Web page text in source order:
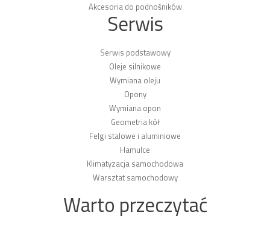
Akcesoria do podnośników
Serwis
Serwis podstawowy
Oleje silnikowe
Wymiana oleju
Opony
Wymiana opon
Geometria kół
Felgi stalowe i aluminiowe
Hamulce
Klimatyzacja samochodowa
Warsztat samochodowy
Warto przeczytać